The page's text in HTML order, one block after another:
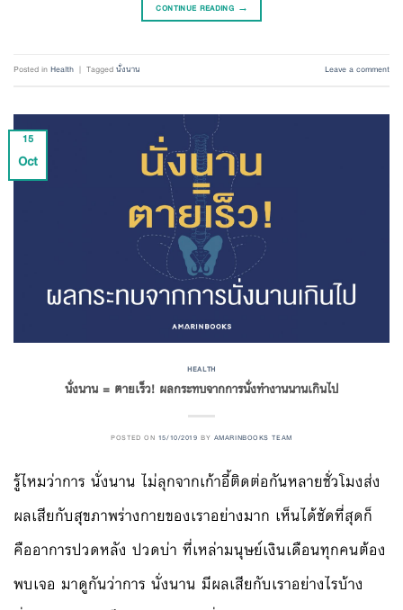
CONTINUE READING →
Posted inHealth | Taggedนั่งนาน Leave a comment
15
Oct
HEALTH
นั่งนาน = ตายเร็ว! ผลกระทบจากการนั่งทำงานนานเกินไป
POSTED ON 15/10/2019 BY AMARINBOOKS TEAM
รู้ไหมว่าการ นั่งนาน ไม่ลุกจากเก้าอี้ติดต่อกันหลายชั่วโมงส่ง
ผลเสียกับสุขภาพร่างกายของเราอย่างมาก เห็นได้ชัดที่สุดก็
คืออาการปวดหลัง ปวดบ่า ที่เหล่ามนุษย์เงินเดือนทุกคนต้อง
พบเจอ มาดูกันว่าการ นั่งนาน มีผลเสียกับเราอย่างไรบ้าง